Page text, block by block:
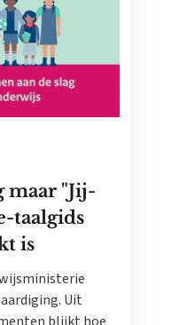
maar "Jij-
taalgids
is
Uit